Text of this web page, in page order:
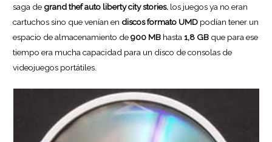
saga de grand thef auto liberty city stories. los juegos ya no eran
cartuchos sino que venían en discos formato UMD podían tener un
espacio de almacenamiento de900 MB hasta1,8 GB que para ese
tiempo era mucha capacidad para un disco de consolas de
videojuegos portátiles.